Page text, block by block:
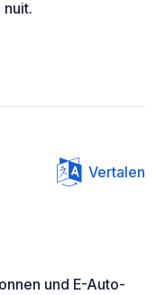
Vertalen
und E-Auto-